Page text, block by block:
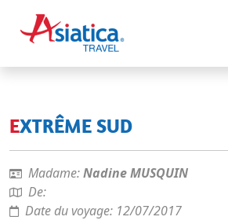
EXTRÊME SUD
Madame:Nadine MUSQUIN
De:
Date du voyage: 12/07/2017